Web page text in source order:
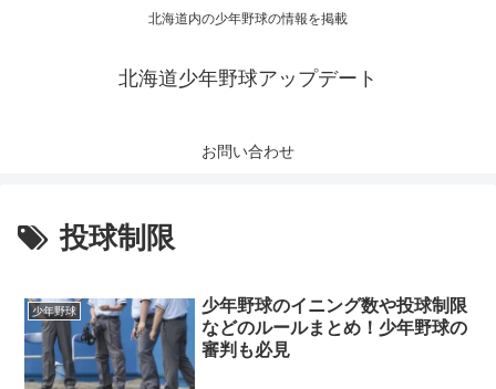
北海道内の少年野球の情報を掲載
北海道少年野球アップデート
お問い合わせ
投球制限
少年野球
少年野球のイニング数や投球制限
などのルールまとめ！少年野球の
審判も必見